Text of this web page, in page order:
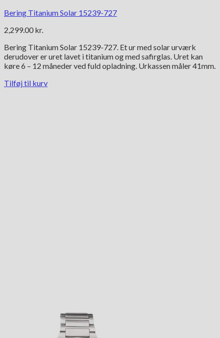
Bering Titanium Solar 15239-727
2,299.00 kr.
Bering Titanium Solar 15239-727. Et ur med solar urværk
derudover er uret lavet i titanium og med safirglas. Uret kan
køre 6 – 12 måneder ved fuld opladning. Urkassen måler 41mm.
Tilføj til kurv